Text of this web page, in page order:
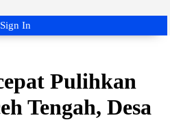
Sign In
Pulihkan
Tengah, Desa